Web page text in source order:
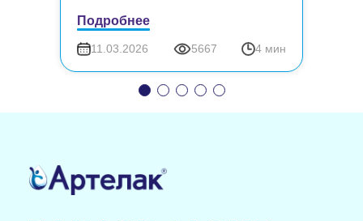
Подробнее
11.03.2026 5667 4 мин